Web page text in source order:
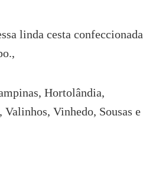
linda cesta confeccionada
Hortolândia,
Vinhedo, Sousas e